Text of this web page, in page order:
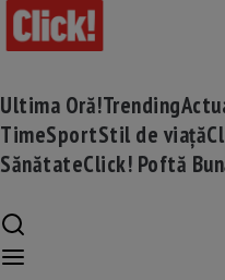
Ultima Oră!Trending
TimeSportStil de viață
SănătateClick! Poftă